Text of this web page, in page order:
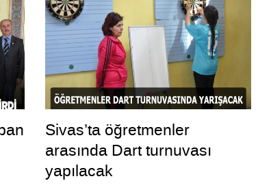
Sivas’ta öğretmenler
arasında Dart turnuvası
yapılacak